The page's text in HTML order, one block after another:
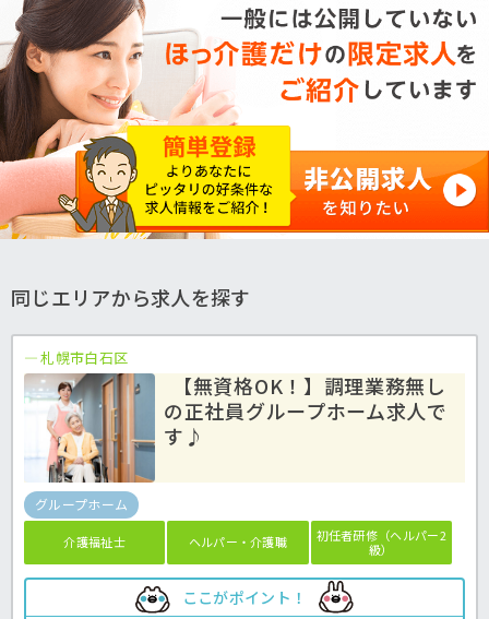
同じエリアから求人を探す
札幌市白石区
【無資格OK！】調理業務無し
の正社員グループホーム求人で
す♪
グループホーム
介護福祉士 ヘルパー・介護職
初任者研修（ヘルパー2
級）
ここがポイント！